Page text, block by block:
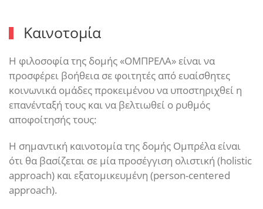
Καινοτομία
Η φιλοσοφία της δομής «ΟΜΠΡΕΛΑ» είναι να
προσφέρει βοήθεια σε φοιτητές από ευαίσθητες
κοινωνικά ομάδες προκειμένου να υποστηριχθεί η
επανένταξή τους και να βελτιωθεί ο ρυθμός
αποφοίτησής τους:
Η σημαντική καινοτομία της δομής Ομπρέλα είναι
ότι θα βασίζεται σε μία προσέγγιση ολιστική (holistic
approach) και εξατομικευμένη (person-centered
approach).